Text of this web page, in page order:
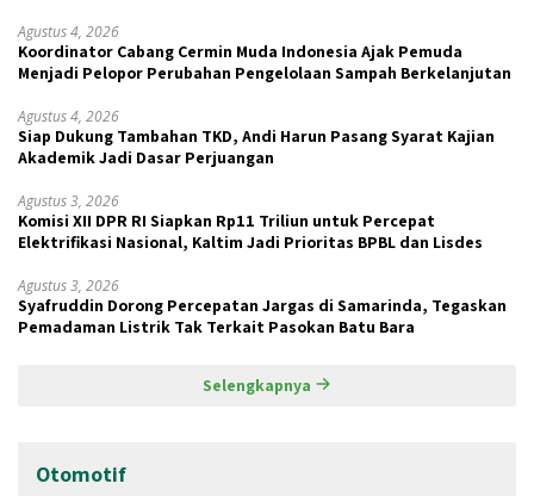
Agustus 4, 2026
Koordinator Cabang Cermin Muda Indonesia Ajak Pemuda
Menjadi Pelopor Perubahan Pengelolaan Sampah Berkelanjutan
Agustus 4, 2026
Siap Dukung Tambahan TKD, Andi Harun Pasang Syarat Kajian
Akademik Jadi Dasar Perjuangan
Agustus 3, 2026
Komisi XII DPR RI Siapkan Rp11 Triliun untuk Percepat
Elektrifikasi Nasional, Kaltim Jadi Prioritas BPBL dan Lisdes
Agustus 3, 2026
Syafruddin Dorong Percepatan Jargas di Samarinda, Tegaskan
Pemadaman Listrik Tak Terkait Pasokan Batu Bara
Selengkapnya
Otomotif